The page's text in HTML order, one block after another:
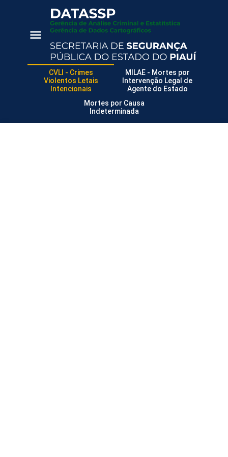
CVLI - Crimes
Violentos Letais
Intencionais
MILAE - Mortes por
Intervenção Legal de
Agente do Estado
Mortes por Causa
Indeterminada